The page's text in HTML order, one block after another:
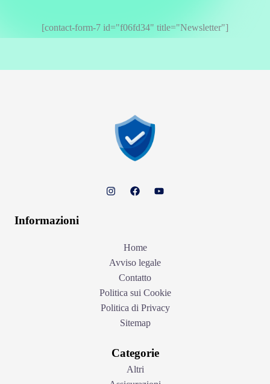
[contact-form-7 id="f06fd34" title="Newsletter"]
Informazioni
Home
Avviso legale
Contatto
Politica sui Cookie
Politica di Privacy
Sitemap
Categorie
Altri